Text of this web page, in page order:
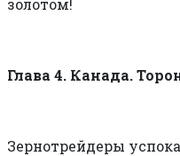
золотом!
Глава 4. Канада.
Зернотрейдеры